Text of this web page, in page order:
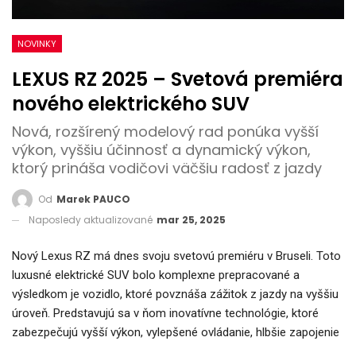
NOVINKY
LEXUS RZ 2025 – Svetová premiéra
nového elektrického SUV
Nová, rozšírený modelový rad ponúka vyšší
výkon, vyššiu účinnosť a dynamický výkon,
ktorý prináša vodičovi väčšiu radosť z jazdy
Od Marek PAUCO
Naposledy aktualizované mar 25, 2025
Nový Lexus RZ má dnes svoju svetovú premiéru v Bruseli. Toto
luxusné elektrické SUV bolo komplexne prepracované a
výsledkom je vozidlo, ktoré povznáša zážitok z jazdy na vyššiu
úroveň. Predstavujú sa v ňom inovatívne technológie, ktoré
zabezpečujú vyšší výkon, vylepšené ovládanie, hlbšie zapojenie